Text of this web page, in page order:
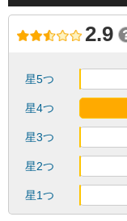
2.9
星5つ
星4つ
星3つ
星2つ
星1つ